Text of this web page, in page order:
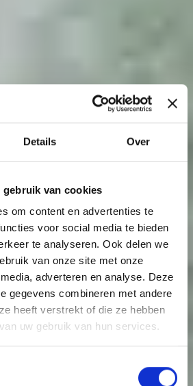
Details Over
gebruik van cookies
om content en advertenties te
voor social media te bieden
te analyseren. Ook delen we
van onze site met onze
adverteren en analyse. Deze
gegevens combineren met andere
heeft verstrekt of die ze hebben
uw gebruik van hun services.